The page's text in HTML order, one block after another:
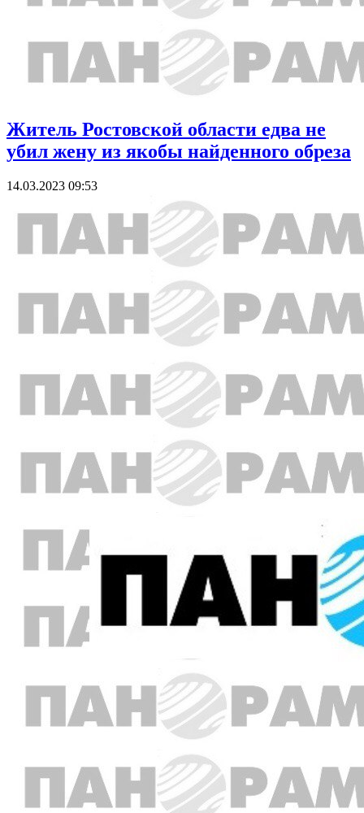
Житель Ростовской области едва не
убил жену из якобы найденного обреза
14.03.2023 09:53